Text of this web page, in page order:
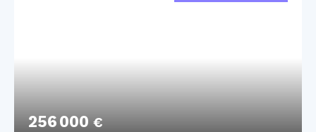
256 000 €